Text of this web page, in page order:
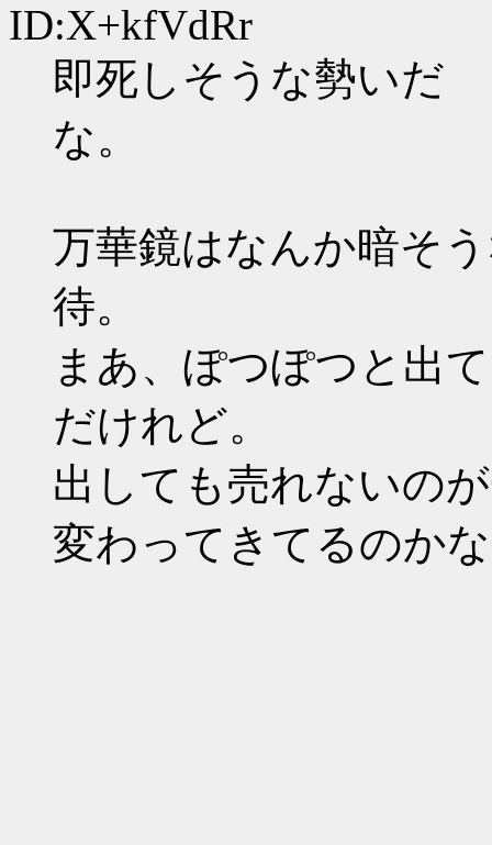
ID:X+kfVdRr
即死しそうな勢いだ
万華鏡はなんか暗そ
まあ、ぽつぽつと出
だけ
出しても売れないの
変わってき